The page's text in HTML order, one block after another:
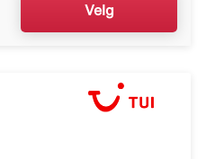
Velg